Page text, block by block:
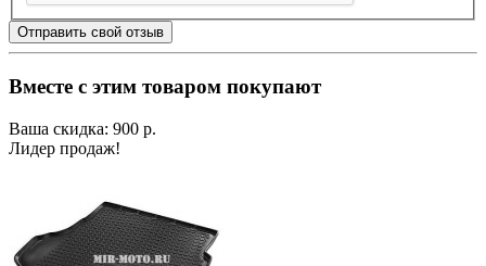
Отправить свой отзыв
Вместе с этим товаром покупают
Ваша скидка: 900 р.
Лидер продаж!